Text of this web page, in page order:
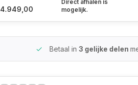
4.949,00
Direct afhalen is
mogelijk.
Betaal in 3 gelijke delen